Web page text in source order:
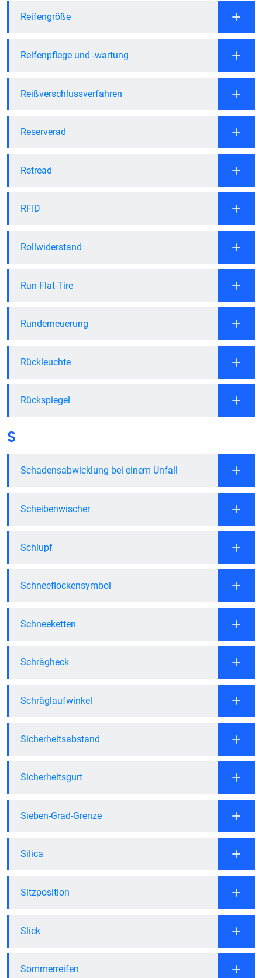
Reifengröße
Reifenpflege und -wartung
Reißverschlussverfahren
Reserverad
Retread
RFID
Rollwiderstand
Run-Flat-Tire
Runderneuerung
Rückleuchte
Rückspiegel
S
Schadensabwicklung bei einem Unfall
Scheibenwischer
Schlupf
Schneeflockensymbol
Schneeketten
Schrägheck
Schräglaufwinkel
Sicherheitsabstand
Sicherheitsgurt
Sieben-Grad-Grenze
Silica
Sitzposition
Slick
Sommerreifen